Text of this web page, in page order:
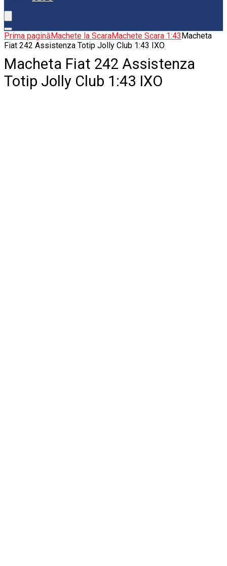
Prima paginăMachete la ScaraMachete Scara 1:43Macheta
Fiat 242 Assistenza Totip Jolly Club 1:43 IXO
Macheta Fiat 242 Assistenza
Totip Jolly Club 1:43 IXO